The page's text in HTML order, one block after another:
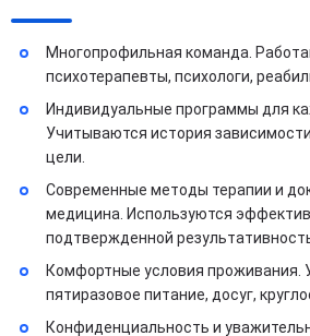
Многопрофильная команда.
психотерапевты, психологи,
Индивидуальные программы для
Учитываются история
цели.
Современные методы терапии и
медицина. Используются
подтвержденной
Комфортные условия проживания.
пятиразовое питание, досуг,
Конфиденциальность и